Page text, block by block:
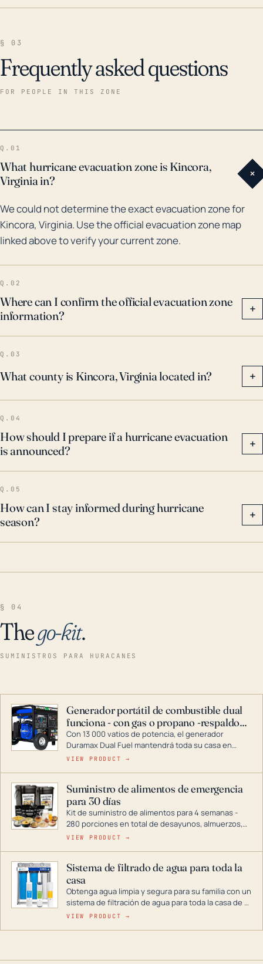
§ 03
Frequently asked questions
FOR PEOPLE IN THIS ZONE
Q.01
What hurricane evacuation zone is Kincora,
Virginia in?
+
We could not determine the exact evacuation zone for
Kincora, Virginia. Use the official evacuation zone map
linked above to verify your current zone.
Q.02
Where can I confirm the official evacuation zone
information?
+
Q.03
What county is Kincora, Virginia located in? +
Q.04
How should I prepare if a hurricane evacuation
is announced?
+
Q.05
How can I stay informed during hurricane
season?
+
§ 04
Thego-kit.
SUMINISTROS PARA HURACANES
Generador portátil de combustible dual
funciona - con gas o propano -respaldo
para el hogar
Con 13 000 vatios de potencia, el generador
Duramax Dual Fuel mantendrá toda su casa en
funcionamiento durante una tormenta o un corte
combustible dual, con una gama completa que
abarca desde inversores digitales hasta
generadores que pueden alimentar toda su casa.
VIEW PRODUCT →
Suministro de alimentos de emergencia
para 30 días
Kit de suministro de alimentos para 4 semanas -
280 porciones en total de desayunos, almuerzos,
cenas y postres. Se puede almacenar durante
VIEW PRODUCT →
Sistema de filtrado de agua para toda la
casa
Obtenga agua limpia y segura para su familia con un
sistema de filtración de agua para toda la casa de 3
etapas. La tecnología avanzada de este filtro
en situaciones de emergencia.
VIEW PRODUCT →